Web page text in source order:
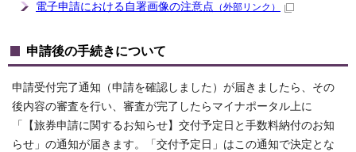
電子申請における自署画像の注意点 （外部リンク）
申請後の手続きについて
申請受付完了通知（申請を確認しました）が届きましたら、その
後内容の審査を行い、審査が完了したらマイナポータル上に
「【旅券申請に関するお知らせ】交付予定日と手数料納付のお知
らせ」の通知が届きます。「交付予定日」はこの通知で決定とな